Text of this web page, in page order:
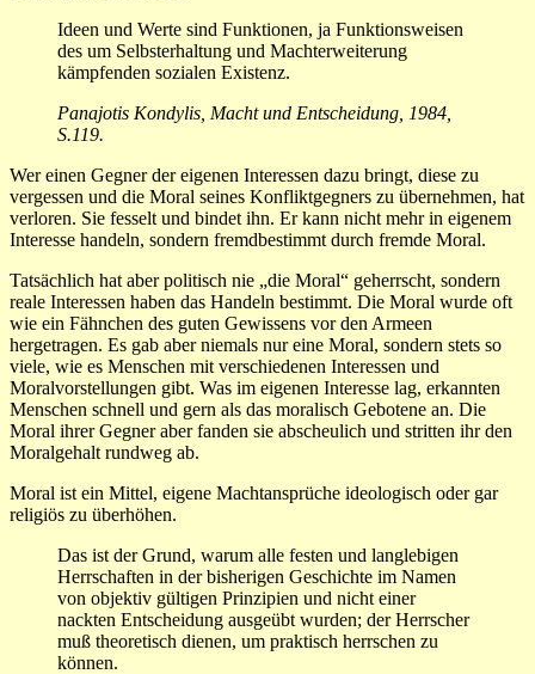
Ideen und Werte sind Funktionen, ja Funktionsweisen
des um Selbsterhaltung und Machterweiterung
kämpfenden sozialen Existenz.
Panajotis Kondylis, Macht und Entscheidung, 1984,
S.119.
Wer einen Gegner der eigenen Interessen dazu bringt, diese zu
vergessen und die Moral seines Konfliktgegners zu übernehmen, hat
verloren. Sie fesselt und bindet ihn. Er kann nicht mehr in eigenem
Interesse handeln, sondern fremdbestimmt durch fremde Moral.
Tatsächlich hat aber politisch nie „die Moral“ geherrscht, sondern
reale Interessen haben das Handeln bestimmt. Die Moral wurde oft
wie ein Fähnchen des guten Gewissens vor den Armeen
hergetragen. Es gab aber niemals nur eine Moral, sondern stets so
viele, wie es Menschen mit verschiedenen Interessen und
Moralvorstellungen gibt. Was im eigenen Interesse lag, erkannten
Menschen schnell und gern als das moralisch Gebotene an. Die
Moral ihrer Gegner aber fanden sie abscheulich und stritten ihr den
Moralgehalt rundweg ab.
Moral ist ein Mittel, eigene Machtansprüche ideologisch oder gar
religiös zu überhöhen.
Das ist der Grund, warum alle festen und langlebigen
Herrschaften in der bisherigen Geschichte im Namen
von objektiv gültigen Prinzipien und nicht einer
nackten Entscheidung ausgeübt wurden; der Herrscher
muß theoretisch dienen, um praktisch herrschen zu
können.